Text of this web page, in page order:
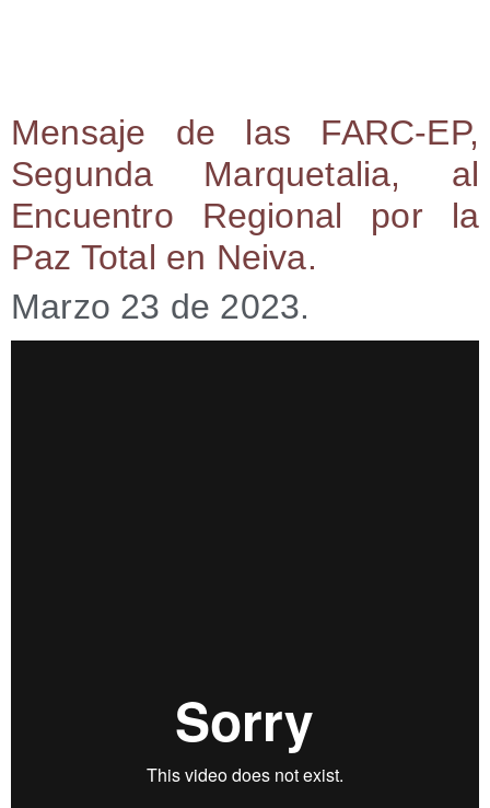
Men­sa­je de las FARC-EP,
Segun­da Mar­que­ta­lia, al
Encuen­tro Regio­nal por la
Paz Total en Neiva.
Mar­zo 23 de 2023.